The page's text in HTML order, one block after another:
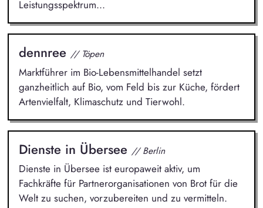
Leistungsspektrum...
dennree // Töpen
Marktführer im Bio-Lebensmittelhandel setzt
ganzheitlich auf Bio, vom Feld bis zur Küche, fördert
Artenvielfalt, Klimaschutz und Tierwohl.
Dienste in Übersee // Berlin
Dienste in Übersee ist europaweit aktiv, um
Fachkräfte für Partnerorganisationen von Brot für die
Welt zu suchen, vorzubereiten und zu vermitteln.